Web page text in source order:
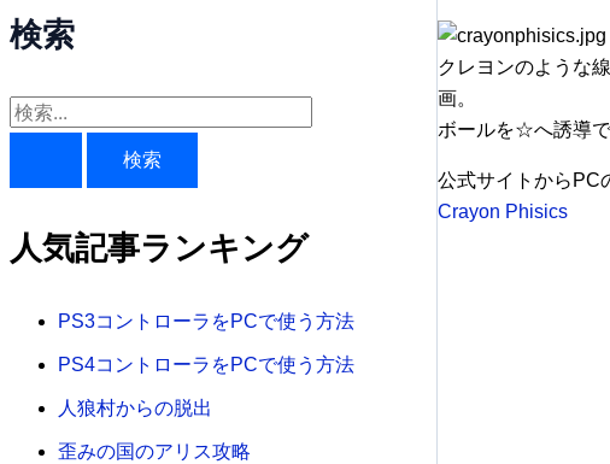
検索
検
対
象
:人気記事ランキング
PS3コントローラをPCで使う方法
PS4コントローラをPCで使う方法
人狼村からの脱出
歪みの国のアリス攻略
クレヨンのような
画。
ボールを☆へ誘導で
公式サイトからPC
Crayon Phisics